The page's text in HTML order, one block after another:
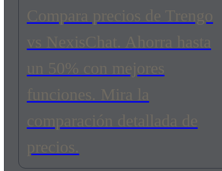
Compara precios de Trengo
vs NexisChat. Ahorra hasta
un 50% con mejores
funciones. Mira la
comparación detallada de
precios.